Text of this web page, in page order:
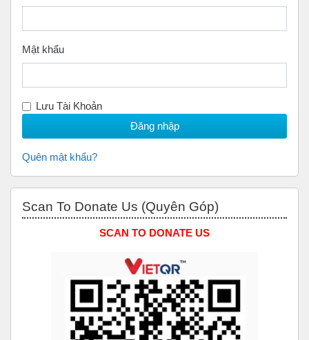
Mật khẩu
Lưu Tài Khoản
Quên mật khẩu?
Scan To Donate Us (Quyên Góp)
SCAN TO DONATE US